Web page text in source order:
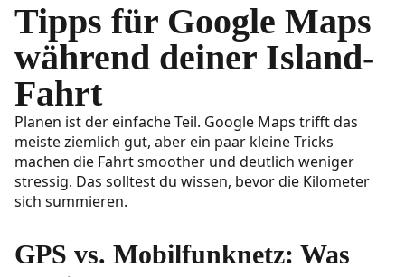
Tipps für Google Maps
während deiner Island-
Fahrt
Planen ist der einfache Teil. Google Maps trifft das
meiste ziemlich gut, aber ein paar kleine Tricks
machen die Fahrt smoother und deutlich weniger
stressig. Das solltest du wissen, bevor die Kilometer
sich summieren.
GPS vs. Mobilfunknetz: Was